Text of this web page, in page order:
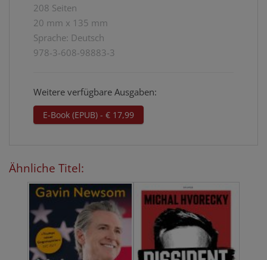
208 Seiten
20 mm x 135 mm
Sprache: Deutsch
978-3-608-98883-3
Weitere verfügbare Ausgaben:
E-Book (EPUB) - € 17,99
Ähnliche Titel: